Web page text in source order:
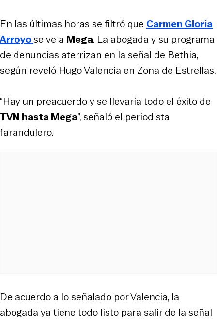
En las últimas horas se filtró que Carmen Gloria
Arroyose ve a Mega. La abogada y su programa
de denuncias aterrizan en la señal de Bethia,
según reveló Hugo Valencia en Zona de Estrellas.
“Hay un preacuerdo y se llevaría todo el éxito de
TVN hasta Mega”, señaló el periodista
farandulero.
De acuerdo a lo señalado por Valencia, la
abogada ya tiene todo listo para salir de la señal